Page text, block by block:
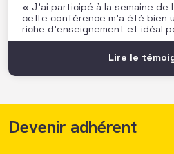
« J’ai participé à la semaine de
cette conférence m’a été bien
riche d’enseignement et idéal
pairs. Je retiens notamment
l’utilisation de l’écosystème
innovation et son impact qui
repars avec
Lire le
Devenir adhérent